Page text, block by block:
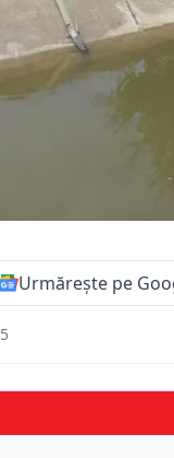
Urmărește pe